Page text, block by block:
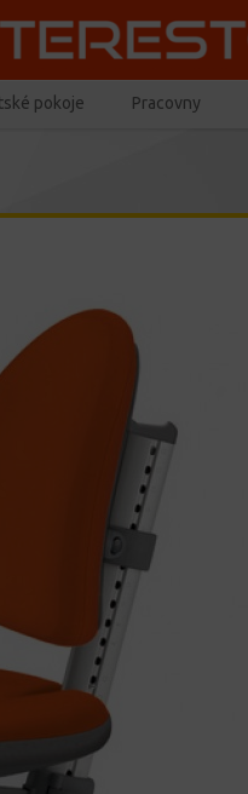
pokoje Pracovny